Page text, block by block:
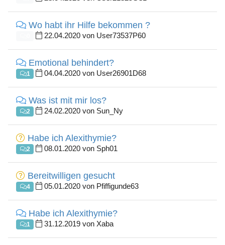
Wo habt ihr Hilfe bekommen ?
22.04.2020 von User73537P60
Emotional behindert?
1 04.04.2020 von User26901D68
Was ist mit mir los?
2 24.02.2020 von Sun_Ny
Habe ich Alexithymie?
2 08.01.2020 von Sph01
Bereitwilligen gesucht
4 05.01.2020 von Pfiffigunde63
Habe ich Alexithymie?
1 31.12.2019 von Xaba